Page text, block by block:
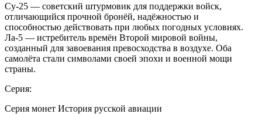
Су-25 — советский штурмовик для поддержки войск,
отличающийся прочной бронёй, надёжностью и
способностью действовать при любых погодных условиях.
Ла-5 — истребитель времён Второй мировой войны,
созданный для завоевания превосходства в воздухе. Оба
самолёта стали символами своей эпохи и военной мощи
страны.
Серия:
Серия монет История русской авиации